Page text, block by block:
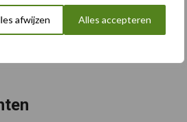
afwijzen Alles accepteren